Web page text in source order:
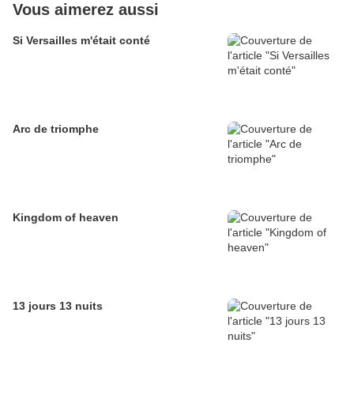
Vous aimerez aussi
Si Versailles m'était conté
Arc de triomphe
Kingdom of heaven
13 jours 13 nuits